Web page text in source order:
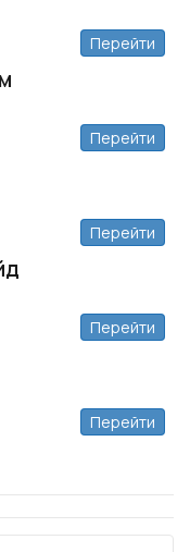
Перейти
Перейти
Перейти
Перейти
Перейти